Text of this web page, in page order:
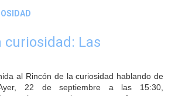
curiosidad: Las
al Rincón de la curiosidad hablando de
22 de septiembre a las 15:30,